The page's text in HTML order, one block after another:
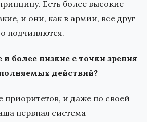
Есть более высокие
и они, как в армии, все друг
подчиняются.
более низкие с точки зрения
действий?
приоритетов, и даже по своей
нервная система